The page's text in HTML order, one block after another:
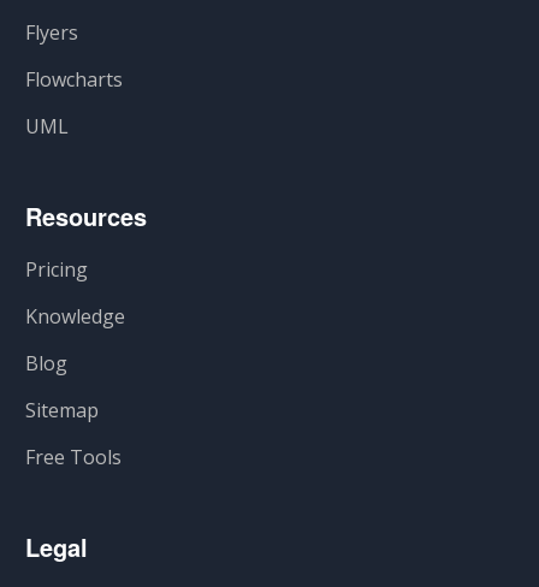
Flyers
Flowcharts
UML
Resources
Pricing
Knowledge
Blog
Sitemap
Free Tools
Legal